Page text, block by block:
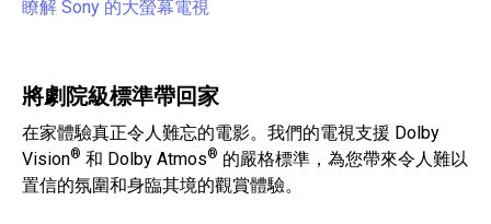
瞭解 Sony 的大螢幕電視
將劇院級標準帶回家
在家體驗真正令人難忘的電影。我們的電視支援 Dolby
Vision® 和 Dolby Atmos® 的嚴格標準，為您帶來令人難以
置信的氛圍和身臨其境的觀賞體驗。